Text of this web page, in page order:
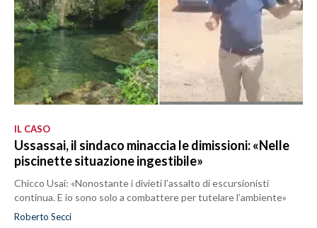
IL CASO
Ussassai, il sindaco minaccia le dimissioni: «Nelle
piscinette situazione ingestibile»
Chicco Usai: «Nonostante i divieti l’assalto di escursionisti
continua. E io sono solo a combattere per tutelare l’ambiente»
Roberto Secci